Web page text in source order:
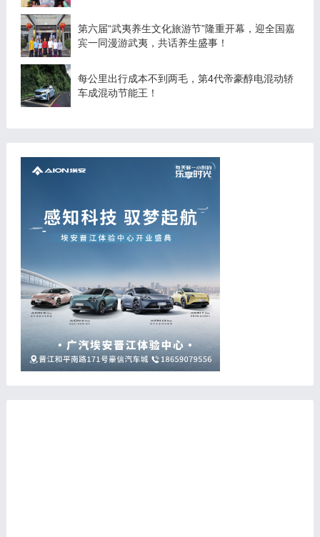
第六届“武夷养生文化旅游节”隆重开幕，迎全国嘉
宾一同漫游武夷，共话养生盛事！
每公里出行成本不到两毛，第4代帝豪醇电混动轿
车成混动节能王！